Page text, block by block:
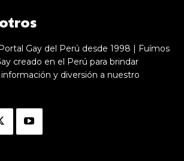
Gay del Perú desde 1998 | Fuímos
creado en el Perú para brindar
y diversión a nuestro